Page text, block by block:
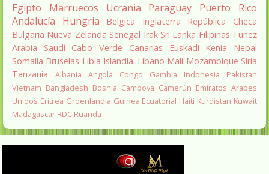
Egipto
Marruecos Ucrania Paraguay
Puerto Rico
Andalucía
Hungria Belgica Inglaterra
República Checa
Bulgaria Nueva Zelanda Senegal Irak Sri Lanka Filipinas Tunez
Arabia Saudí Cabo Verde Canarias Euskadi Kenia
Nepal
Somalia Bruselas Libia Islandia. Líbano Mali Mozambique Siria
Tanzania
Albania Angola Congo Gambia Indonesia
Pakistan
Vietnam Bangladesh Bosnia Camboya Camerún Emiratos Arabes
Unidos Eritrea Groenlandia Guinea Ecuatorial Haití Kurdistan Kuwait
Madagascar RDC Ruanda